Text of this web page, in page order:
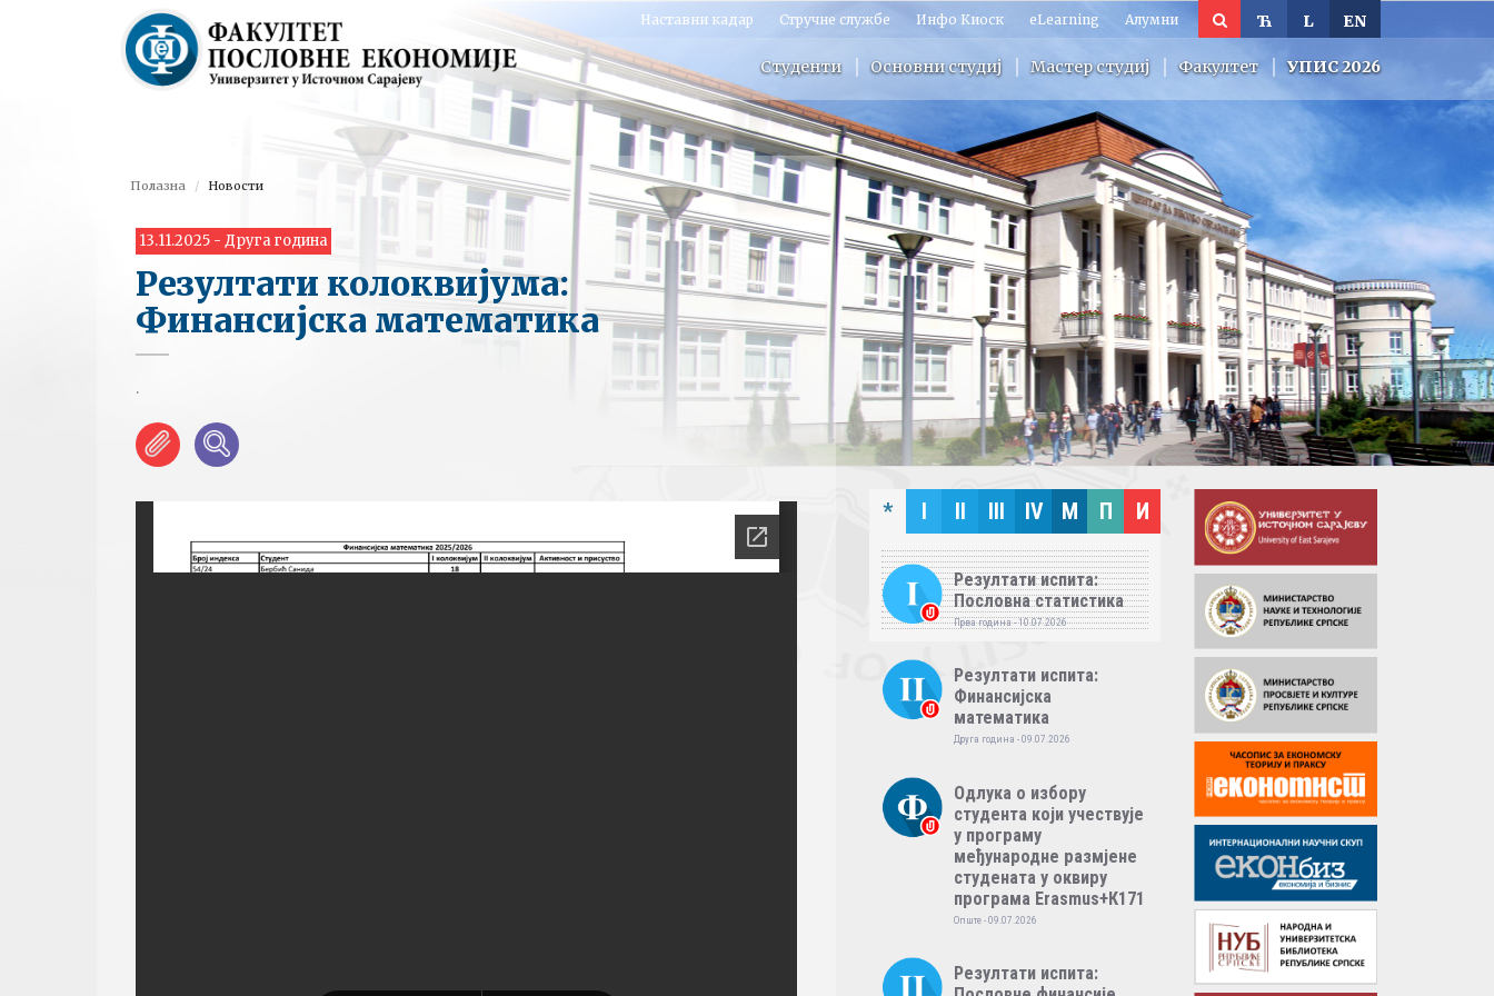
EN
L
Ћ
Наставни кадар Стручне службе Инфо Киоск eLearning Алумни
Студенти Основни студиј Мастер студиј Факултет УПИС 2026
Полазна Новости
13.11.2025 - Друга година
Резултати колоквијума:
Финансијска математика
.
* I II III IV M П И
Резултати испита:
Пословна статистика
Прва година - 10.07.2026
Резултати испита:
Финансијска
математика
Друга година - 09.07.2026
Одлука о избору
студента који учествује
у програму
међународне размјене
студената у оквиру
програма Erasmus+К171
Опште - 09.07.2026
Резултати испита: